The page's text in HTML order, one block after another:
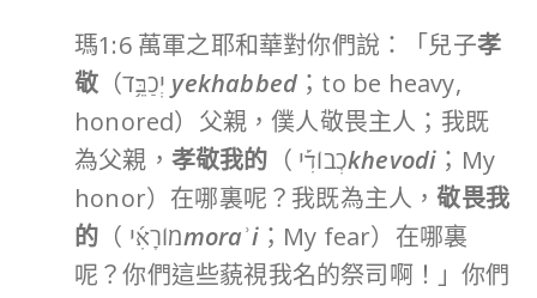
瑪1:6 萬軍之耶和華對你們說：「兒子孝
敬
yekhabbed ；to be heavy,
honored）父親，僕人敬畏主人；我既
為父親， 孝敬我的 （ כְבוֹדִ֡יkhevodi ；My
honor）在哪裏呢？我既為主人，敬畏我
的
（ מוֹרָאִ֜יmoraʾi；My fear）在哪裏
呢？你們這些藐視我名的祭司啊！」你們